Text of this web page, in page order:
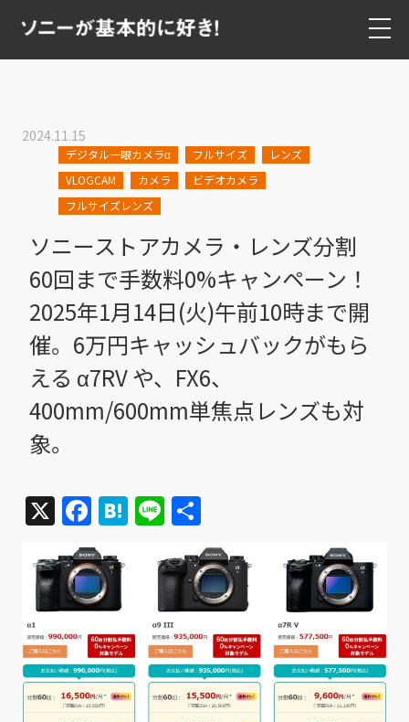
2024.11.15
デジタル一眼カメラα フルサイズ
レンズ
VLOGCAM
カメラ
ビデオカメラ
フルサイズレンズ
ソニーストアカメラ・レンズ分割
60回まで手数料0%キャンペーン！
2025年1月14日(火)午前10時まで開
催。6万円キャッシュバックがもら
える α7RV や、FX6、
400mm/600mm単焦点レンズも対
象。
X Facebook
Hatena
Line
有